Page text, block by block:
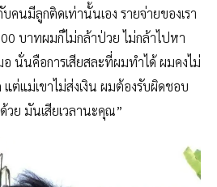
คนมีลูกติดเท่านั้นเอง รายจ่ายของเรา
บาทผมก็ไม่กล้าป่วย ไม่กล้าไปหา
อ นั่นคือการเสียสละที่ผมทำได้ ผมคงไม่
แม่เขาไม่ส่งเงิน ผมต้องรับผิดชอบ
วย มันเสียเวลานะคุณ”